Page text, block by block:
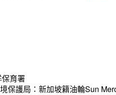
育署
保護局：新加坡籍油輪Sun